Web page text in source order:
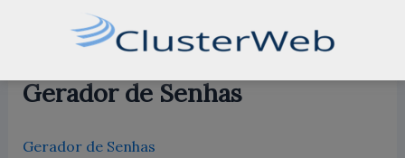
a
o
Gerador de Senhas
Gerador de Senhas